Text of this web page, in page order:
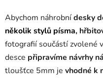
Abychom náhrobnídesky
několik stylů písma,
fotografií součástí zvolené
desce připravíme návrhy
tloušťce 5mm je vhodné k